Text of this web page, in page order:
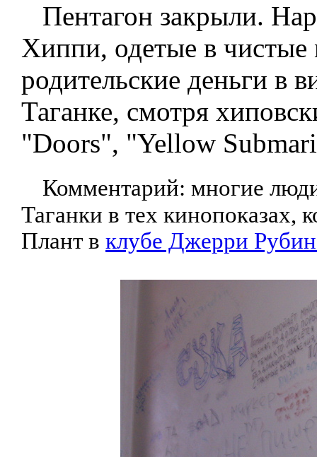
Пентагон закрыли.
Хиппи, одетые в
родительские деньги в
Таганке, смотря
"Doors", "Yellow
Комментарий: многие
Таганки в тех кинопоказах,
Плант в клубе Джерри